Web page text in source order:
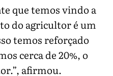
que temos vindo a
do agricultor é um
temos reforçado
cerca de 20%, o
afirmou.